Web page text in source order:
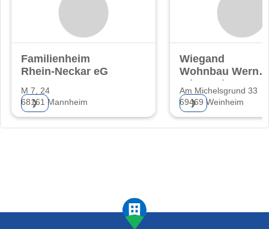
Familienheim
Rhein-Neckar eG
M 7, 24
68161 Mannheim
❯
Wiegand
Wohnbau Werner
Wiegand
Am Michelsgrund 33
69469 Weinheim
❯